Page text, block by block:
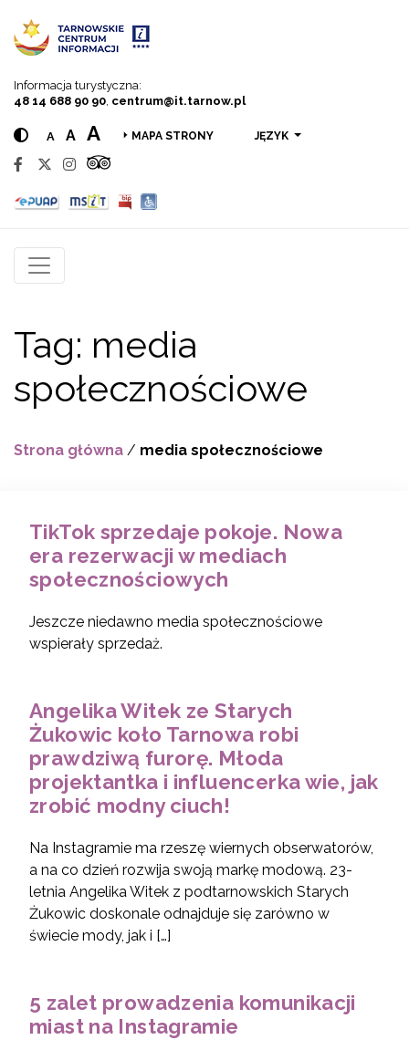
Informacja turystyczna:
48 14 688 90 90 centrum@it.tarnow.pl
A A A MAPA STRONY JĘZYK
Tag: media
społecznościowe
Strona główna / media społecznościowe
TikTok sprzedaje pokoje. Nowa
era rezerwacji w mediach
społecznościowych
Jeszcze niedawno media społecznościowe
wspierały sprzedaż.
Angelika Witek ze Starych
Żukowic koło Tarnowa robi
prawdziwą furorę. Młoda
projektantka i influencerka wie, jak
zrobić modny ciuch!
Na Instagramie ma rzeszę wiernych obserwatorów,
a na co dzień rozwija swoją markę modową. 23-
letnia Angelika Witek z podtarnowskich Starych
Żukowic doskonale odnajduje się zarówno w
świecie mody, jak i […]
5 zalet prowadzenia komunikacji
miast na Instagramie